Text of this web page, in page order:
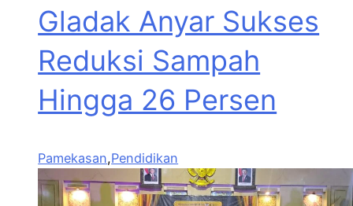
Gladak Anyar Sukses
Reduksi Sampah
Hingga 26 Persen
Pamekasan,Pendidikan